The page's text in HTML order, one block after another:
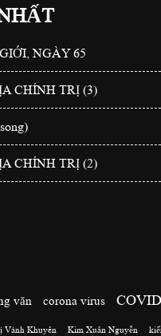
NGÀY 65
CHÍNH TRỊ (3)
CHÍNH TRỊ (2)
văn corona virus
Vành Khuyên Kim Xuân Nguyễn